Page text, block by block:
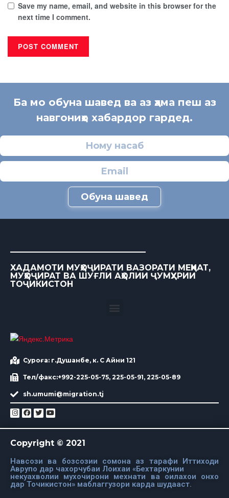
Save my name, email, and website in this browser for the
next time I comment.
Ба мо обуна шавед ва аз ҳама пеш аз
навгониҳо хабардор гардед.
Обуна шавед
ХАДАМОТИ МУҲОҶИРАТИ ВАЗОРАТИ МЕҲНАТ,
МУҲОҶИРАТ ВА ШУҒЛИ АҲОЛИИ ҶУМҲУРИИ
ТОҶИКИСТОН
Суроға: г.Душанбе, к. С Айни 121
Тел/факс:+992-225-05-75, 225-05-91, 225-05-89
sh.umumi@migration.tj
Copyright © 2021
Навсози ва бозсозии сомона аз тарафи Иттиходи
Аврупо дар чахорчубаи Лоихаи «Бехтаркунии
некуахволии мухочирони мехнати ва оилахои онхо
дар Точикистон» маблаггузори карда шудааст.